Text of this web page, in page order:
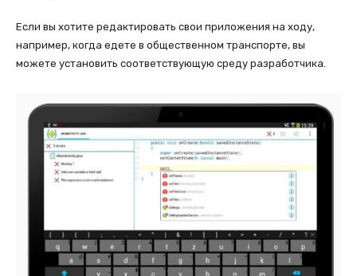
Если вы хотите редактировать свои приложения на ходу,
например, когда едете в общественном транспорте, вы
можете установить соответствующую среду разработчика.